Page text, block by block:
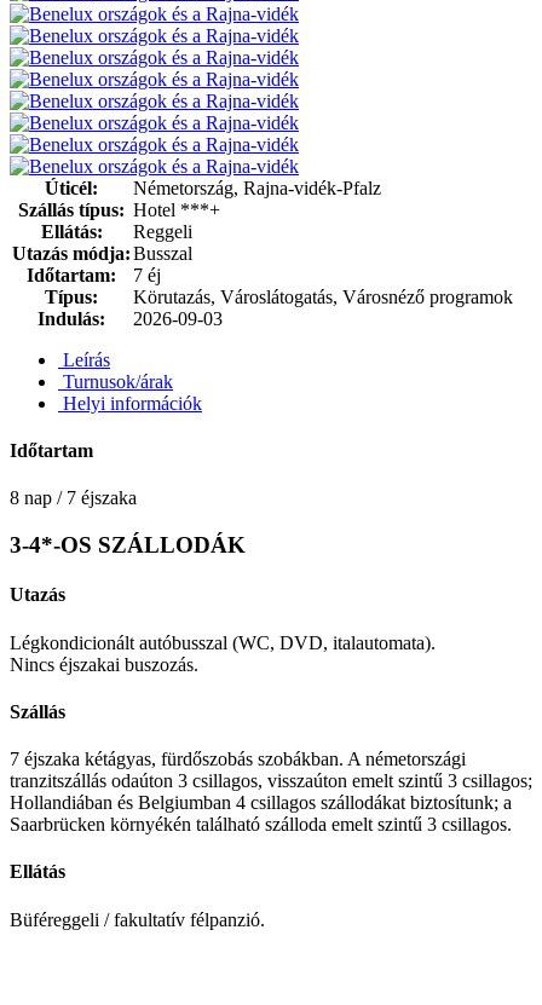
Úticél:
Németország, Rajna-vidék-Pfalz
Szállás típus: Hotel ***+
Ellátás:
Reggeli
Utazás módja:Busszal
Időtartam:
7 éj
Típus:
Körutazás, Városlátogatás, Városnéző programok
Indulás:
2026-09-03
Leírás
Turnusok/árak
Helyi információk
Időtartam
8 nap / 7 éjszaka
3-4*-OS SZÁLLODÁK
Utazás
Légkondicionált autóbusszal (WC, DVD, italautomata).
Nincs éjszakai buszozás.
Szállás
7 éjszaka kétágyas, fürdőszobás szobákban. A németországi
tranzitszállás odaúton 3 csillagos, visszaúton emelt szintű 3 csillagos;
Hollandiában és Belgiumban 4 csillagos szállodákat biztosítunk; a
Saarbrücken környékén található szálloda emelt szintű 3 csillagos.
Ellátás
Büféreggeli / fakultatív félpanzió.